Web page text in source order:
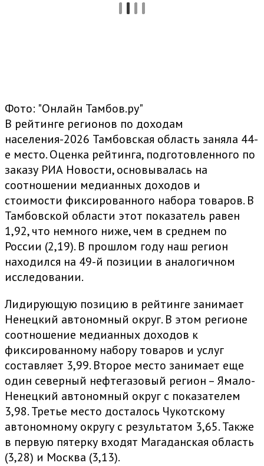
Фото: "Онлайн Тамбов.ру"
В рейтинге регионов по доходам
населения-2026 Тамбовская область заняла 44-
е место. Оценка рейтинга, подготовленного по
заказу РИА Новости, основывалась на
соотношении медианных доходов и
стоимости фиксированного набора товаров. В
Тамбовской области этот показатель равен
1,92, что немного ниже, чем в среднем по
России (2,19). В прошлом году наш регион
находился на 49-й позиции в аналогичном
исследовании.
Лидирующую позицию в рейтинге занимает
Ненецкий автономный округ. В этом регионе
соотношение медианных доходов к
фиксированному набору товаров и услуг
составляет 3,99. Второе место занимает еще
один северный нефтегазовый регион – Ямало-
Ненецкий автономный округ с показателем
3,98. Третье место досталось Чукотскому
автономному округу с результатом 3,65. Также
в первую пятерку входят Магаданская область
(3,28) и Москва (3,13).